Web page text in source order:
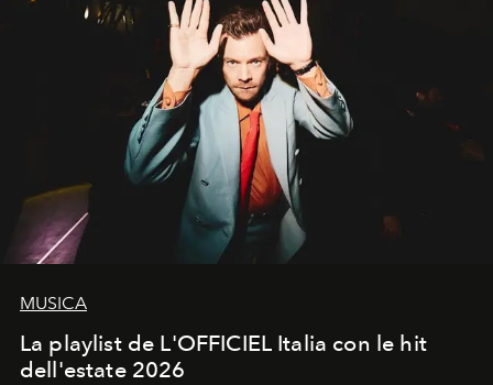
MUSICA
La playlist de L'OFFICIEL Italia con le hit
dell'estate 2026